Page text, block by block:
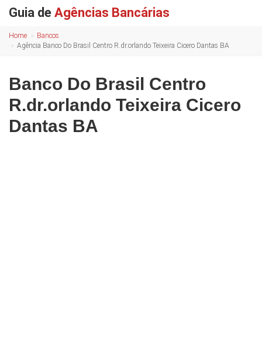
Guia de Agências Bancárias
Home
Bancos
Agência Banco Do Brasil Centro R.dr.orlando Teixeira Cicero Dantas BA
Banco Do Brasil Centro
R.dr.orlando Teixeira Cicero
Dantas BA